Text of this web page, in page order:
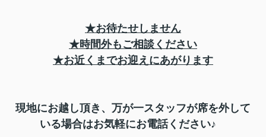
★お待たせしません
★時間外もご相談ください
★お近くまでお迎えにあがります
現地にお越し頂き、 万が一スタッフが席を外して
いる場合はお気軽にお電話ください♪